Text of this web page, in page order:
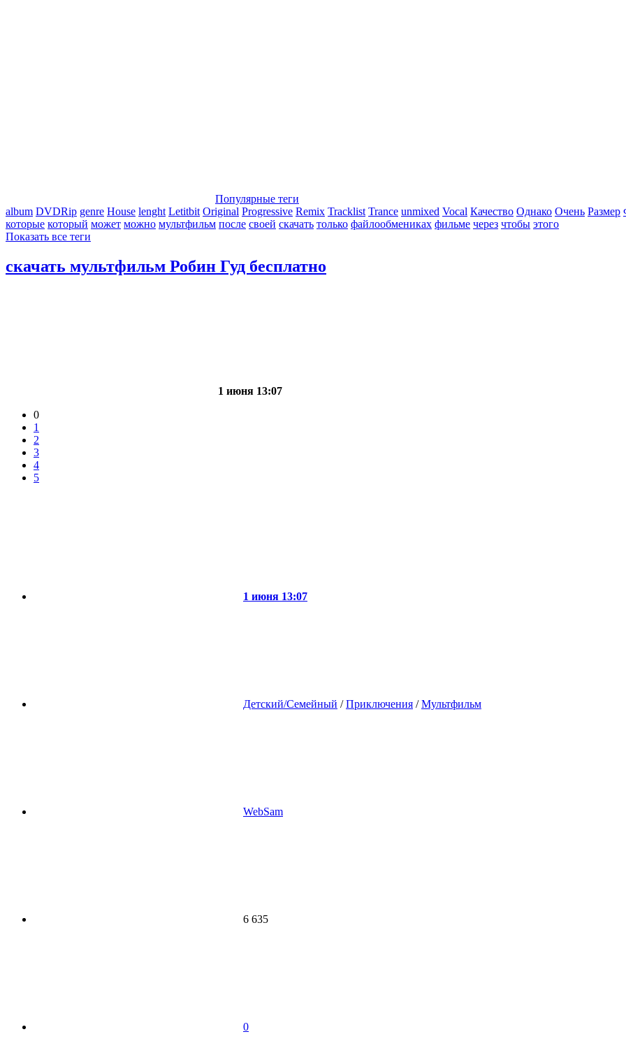
Популярные теги
album DVDRip genre House lenght Letitbit Original Progressive Remix Tracklist Trance unmixed Vocal Качество Однако Очень Размер
которые который может можно мультфильм после своей скачать только файлообмениках фильме через чтобы этого
Показать все теги
скачать мультфильм Робин Гуд бесплатно
1 июня 13:07
0
1
2
3
4
5
1 июня 13:07
Детский/Семейный /Приключения /Мультфильм
WebSam
6 635
0